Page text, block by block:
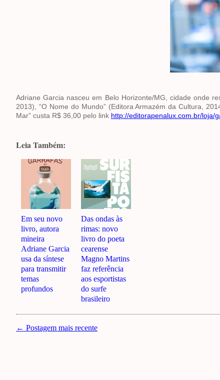
Adriane Garcia nasceu em Belo Horizonte/MG, cidade onde
2013), “O Nome do Mundo” (Editora Armazém da Cultura,
Mar” custa R$ 36,00 pelo link http://editorapenalux.com.br/loja/
Leia Também:
Em seu novo
livro, autora
mineira
Adriane Garcia
usa da síntese
para transmitir
temas
profundos
Das ondas às
rimas: novo
livro do poeta
cearense
Magno Martins
faz referência
aos esportistas
do surfe
brasileiro
← Postagem mais recente